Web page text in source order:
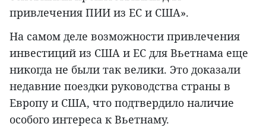
привлечения ПИИ из ЕС и США».
На самом деле возможности привлечения
инвестиций из США и ЕС для Вьетнама еще
никогда не были так велики. Это доказали
недавние поездки руководства страны в
Европу и США, что подтвердило наличие
особого интереса к Вьетнаму.